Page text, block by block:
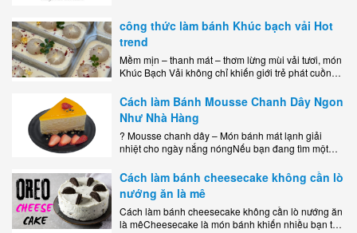
công thức làm bánh Khúc bạch vải Hot
trend
Mềm mịn – thanh mát – thơm lừng mùi vải tươi, món
Khúc Bạch Vải không chỉ khiến giới trẻ phát cuồng
Cách làm Bánh Mousse Chanh Dây Ngon
Như Nhà Hàng
? Mousse chanh dây – Món bánh mát lạnh giải
nhiệt cho ngày nắng nóngNếu bạn đang tìm một
dễ..
Cách làm bánh cheesecake không cần lò
nướng ăn là mê
Cách làm bánh cheesecake không cần lò nướng ăn
là mêCheesecake là món bánh khiến nhiều bạn trẻ